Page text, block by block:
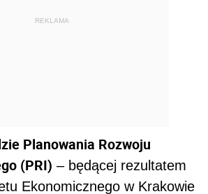
REKLAMA
Planowania Rozwoju
(PRI) – będącej rezultatem
Ekonomicznego w Krakowie